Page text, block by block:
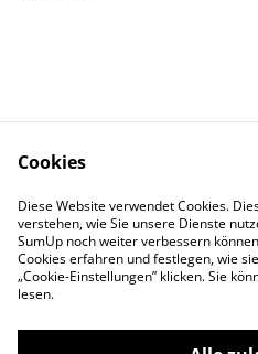
Datenschutz
Cookies
Diese Website verwendet Cookies.
verstehen, wie Sie unsere Dienste
SumUp noch weiter verbessern
Cookies erfahren und festlegen, wie
„Cookie-Einstellungen” klicken. Sie
lesen.